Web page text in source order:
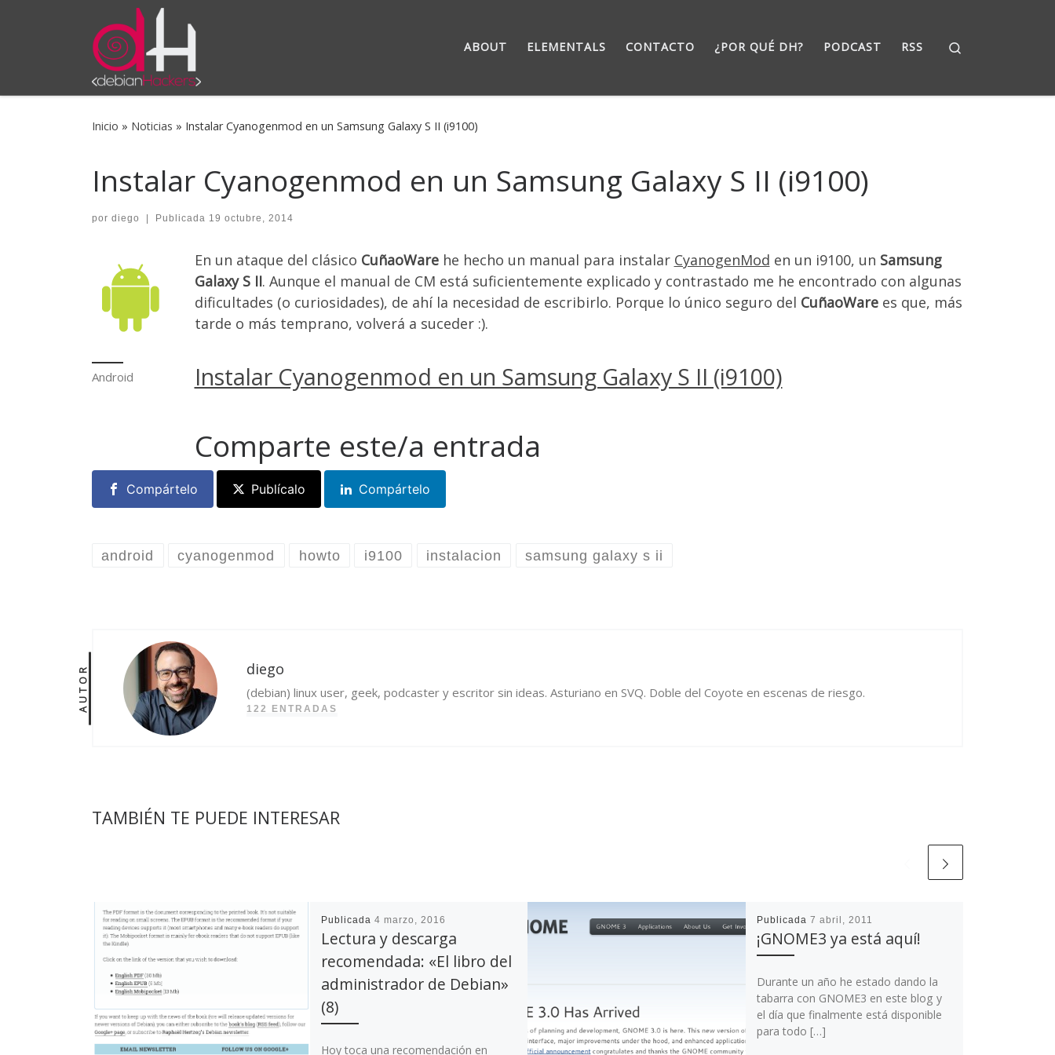
Saltar al contenido
ABOUT ELEMENTALS CONTACTO ¿POR QUÉ DH? PODCAST RSS
Inicio » Noticias » Instalar Cyanogenmod en un Samsung Galaxy S II (i9100)
Instalar Cyanogenmod en un Samsung Galaxy S II (i9100)
por diego Publicada 19 octubre, 2014
Android
En un ataque del clásico CuñaoWarehe hecho un manual para instalar CyanogenMod en un i9100, un Samsung
Galaxy S II. Aunque el manual de CM está suficientemente explicado y contrastado me he encontrado con algunas
dificultades (o curiosidades), de ahí la necesidad de escribirlo. Porque lo único seguro del CuñaoWarees que, más
tarde o más temprano, volverá a suceder :).
Instalar Cyanogenmod en un Samsung Galaxy S II (i9100)
Comparte este/a entrada
Compártelo Publícalo Compártelo
android cyanogenmod howto i9100 instalacion samsung galaxy s ii
AUTOR diego
(debian) linux user, geek, podcaster y escritor sin ideas. Asturiano en SVQ. Doble del Coyote en escenas de riesgo.
122 ENTRADAS
TAMBIÉN TE PUEDE INTERESAR
Publicada 4 marzo, 2016
Lectura y descarga
recomendada: «El libro del
administrador de Debian»
(8)
Hoy toca una recomendación en
Publicada 7 abril, 2011
¡GNOME3 ya está aquí!
Durante un año he estado dando la
tabarra con GNOME3 en este blog y
el día que finalmente está disponible
para todo […]